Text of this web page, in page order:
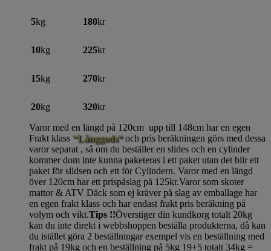
5kg 180kr
10kg 225kr
15kg 270kr
20kg 320kr
Varor med en längd på 120cm upp till 148cm har en egen
Frakt klass “Långgods“och pris beräkningen görs med dessa
varor separat , så om du beställer en slides och en cylinder
kommer dom inte kunna paketeras i ett paket utan det blir ett
paket för slidsen och ett för Cylindern. Varor med en längd
över 120cm har ett prispåslag på 125kr.Varor som skoter
mattor & ATV Däck som ej kräver på slag av emballage har
en egen frakt klass och har endast frakt pris beräkning på
volym och vikt.Tips !!Överstiger din kundkorg totalt 20kg
kan du inte direkt i webbshoppen beställa produkterna, då kan
du istället göra 2 beställningar exempel vis en beställning med
frakt på 19kg och en beställning på 5kg 19+5 totalt 34kg =